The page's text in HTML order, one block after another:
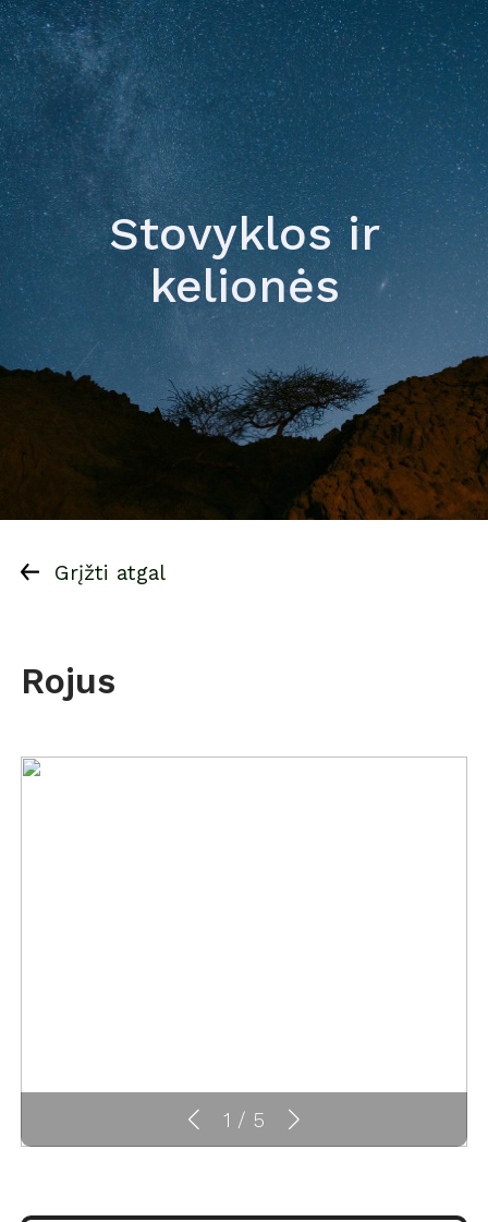
Stovyklos ir
kelionės
Grįžti atgal
Rojus
1 / 5